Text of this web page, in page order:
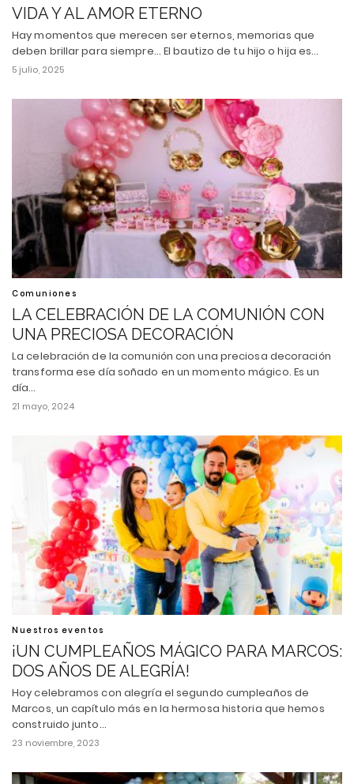
VIDA Y AL AMOR ETERNO
Hay momentos que merecen ser eternos, memorias que
deben brillar para siempre... El bautizo de tu hijo o hija es…
5 julio, 2025
Comuniones
LA CELEBRACIÓN DE LA COMUNIÓN CON
UNA PRECIOSA DECORACIÓN
La celebración de la comunión con una preciosa decoración
transforma ese día soñado en un momento mágico. Es un
día…
21 mayo, 2024
Nuestros eventos
¡UN CUMPLEAÑOS MÁGICO PARA MARCOS:
DOS AÑOS DE ALEGRÍA!
Hoy celebramos con alegría el segundo cumpleaños de
Marcos, un capítulo más en la hermosa historia que hemos
construido junto…
23 noviembre, 2023